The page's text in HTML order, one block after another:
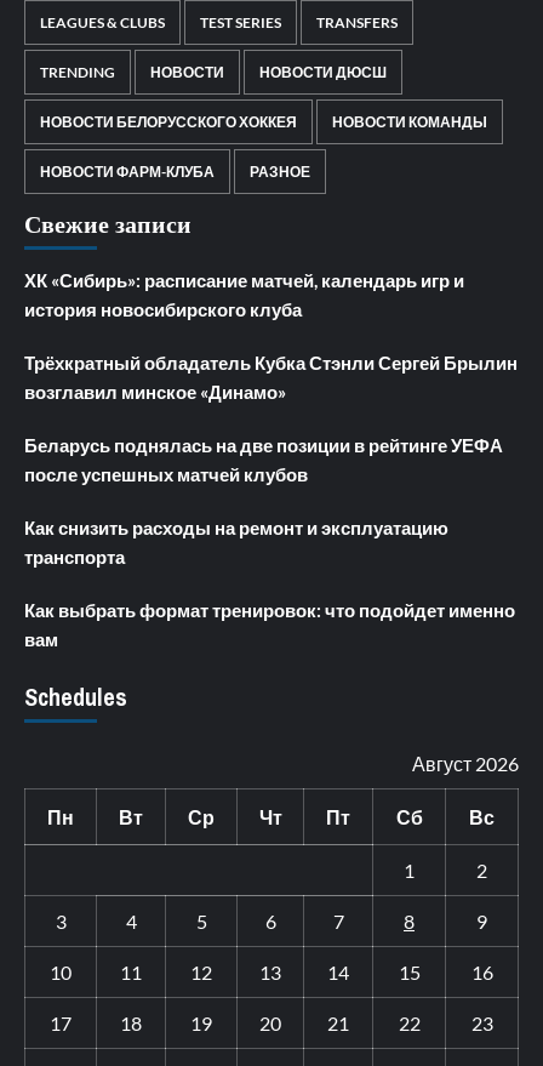
LEAGUES & CLUBS TEST SERIES TRANSFERS
TRENDING НОВОСТИ НОВОСТИ ДЮСШ
НОВОСТИ БЕЛОРУССКОГО ХОККЕЯ НОВОСТИ КОМАНДЫ
НОВОСТИ ФАРМ-КЛУБА РАЗНОЕ
Свежие записи
ХК «Сибирь»: расписание матчей, календарь игр и
история новосибирского клуба
Трёхкратный обладатель Кубка Стэнли Сергей Брылин
возглавил минское «Динамо»
Беларусь поднялась на две позиции в рейтинге УЕФА
после успешных матчей клубов
Как снизить расходы на ремонт и эксплуатацию
транспорта
Как выбрать формат тренировок: что подойдет именно
вам
Schedules
Август 2026
Пн Вт Ср Чт Пт Сб Вс
1 2
3 4 5 6 7 8 9
10 11 12 13 14 15 16
17 18 19 20 21 22 23